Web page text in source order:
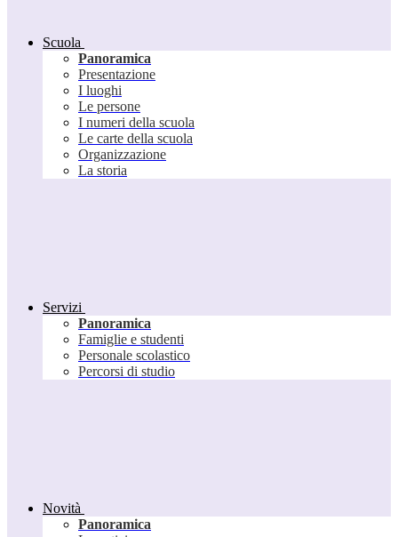
Scuola
Panoramica
Presentazione
I luoghi
Le persone
I numeri della scuola
Le carte della scuola
Organizzazione
La storia
Servizi
Panoramica
Famiglie e studenti
Personale scolastico
Percorsi di studio
Novità
Panoramica